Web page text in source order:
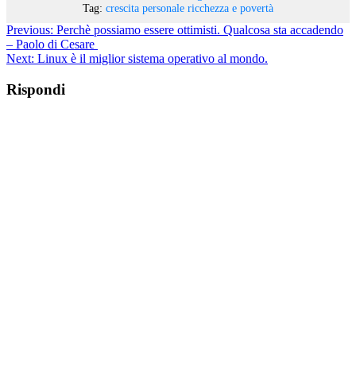
Tag: crescita personale ricchezza e povertà
Previous: Perchè possiamo essere ottimisti. Qualcosa sta accadendo
– Paolo di Cesare
Next: Linux è il miglior sistema operativo al mondo.
Rispondi